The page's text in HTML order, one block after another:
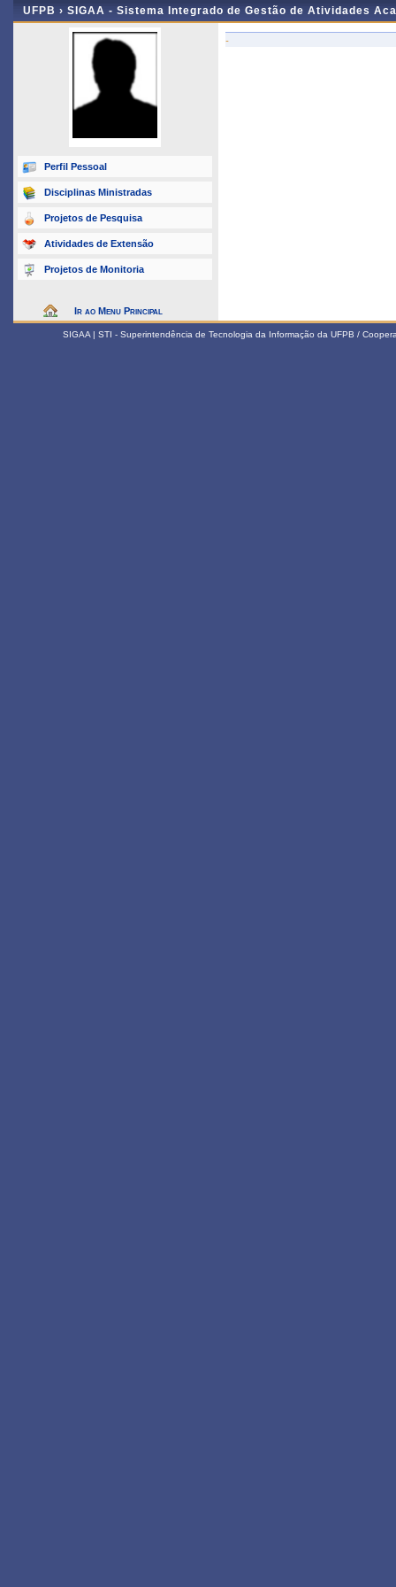
UFPB › SIGAA - Sistema Integrado de Gestão de Atividades
Perfil Pessoal
Disciplinas Ministradas
Projetos de Pesquisa
Atividades de Extensão
Projetos de Monitoria
Ir ao Menu Principal
-
SIGAA | STI - Superintendência de Tecnologia da Informação da UFPB /